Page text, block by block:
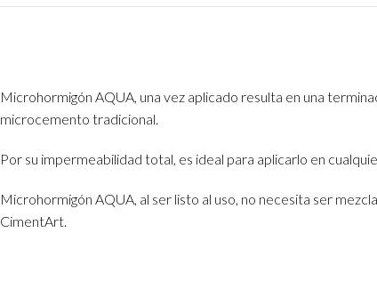
Microhormigón AQUA, una vez aplicado resulta en una
microcemento tradicional.
Por su impermeabilidad total, es ideal para aplicarlo en
Microhormigón AQUA, al ser listo al uso, no necesita ser
CimentArt.